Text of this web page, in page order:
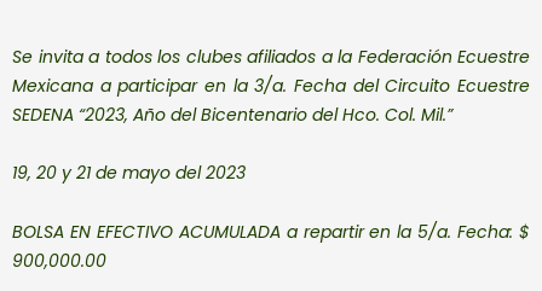
Se invita a todos los clubes afiliados a la Federación Ecuestre
Mexicana aparticipar en la 3/a. Fecha delCircuito Ecuestre
SEDENA “2023, Año del Bicentenario del Hco. Col. Mil.”
19, 20 y 21 de mayo del 2023
BOLSA EN EFECTIVO ACUMULADA a repartir en la 5/a. Fecha:$
900,000.00